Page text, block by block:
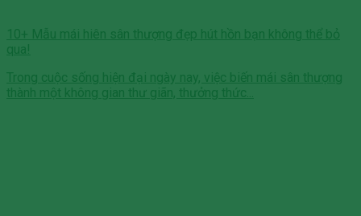
10+ Mẫu mái hiên sân thượng đẹp hút hồn bạn không thể bỏ
qua!
Trong cuộc sống hiện đại ngày nay, việc biến mái sân thượng
thành một không gian thư giãn, thưởng thức...